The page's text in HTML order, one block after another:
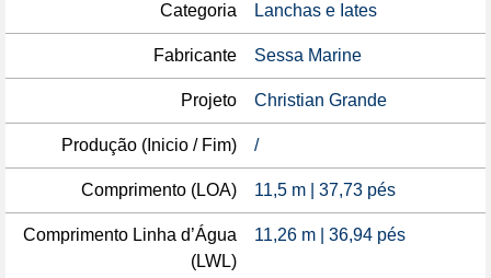
Categoria Lanchas e Iates
Fabricante Sessa Marine
Projeto Christian Grande
Produção (Inicio / Fim) /
Comprimento (LOA) 11,5 m | 37,73 pés
Comprimento Linha d’Água
(LWL)
11,26 m | 36,94 pés